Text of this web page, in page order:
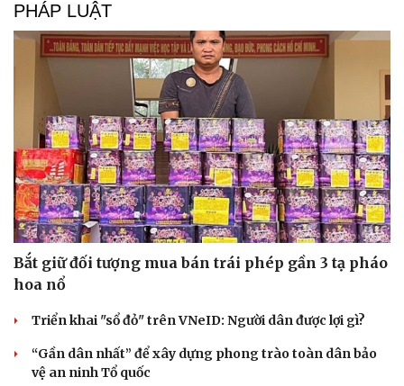
PHÁP LUẬT
Bắt giữ đối tượng mua bán trái phép gần 3 tạ pháo
hoa nổ
Triển khai "sổ đỏ" trên VNeID: Người dân được lợi gì?
“Gần dân nhất” để xây dựng phong trào toàn dân bảo
vệ an ninh Tổ quốc